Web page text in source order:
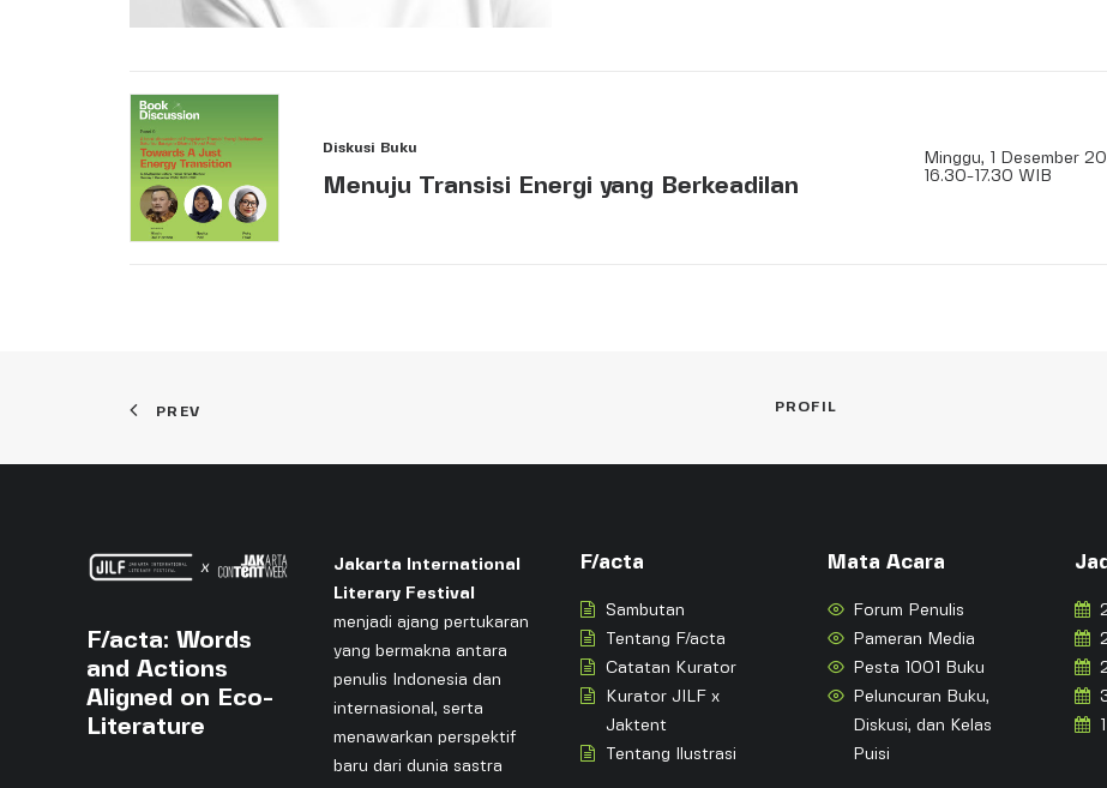
Diskusi Buku
Menuju Transisi Energi yang Berkeadilan
Minggu, 1 Desember
16.30-17.30 WIB
PREV PROFIL
F/acta: Words
and Actions
Aligned on Eco-
Literature
Jakarta International
Literary Festival
menjadi ajang pertukaran
yang bermakna antara
penulis Indonesia dan
internasional, serta
menawarkan perspektif
baru dari dunia sastra
F/acta
Sambutan
Tentang F/acta
Catatan Kurator
Kurator JILF x
Jaktent
Tentang Ilustrasi
Mata Acara
Forum Penulis
Pameran Media
Pesta 1001 Buku
Peluncuran Buku,
Diskusi, dan Kelas
Puisi